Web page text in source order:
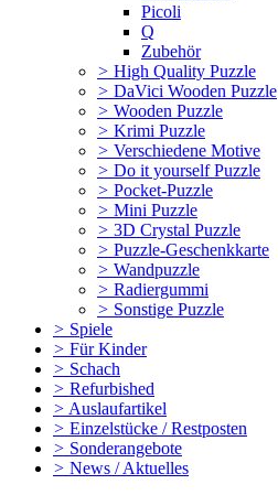
Picoli
Q
Zubehör
> High Quality Puzzle
> DaVici Wooden Puzzle
> Wooden Puzzle
> Krimi Puzzle
> Verschiedene Motive
> Do it yourself Puzzle
> Pocket-Puzzle
> Mini Puzzle
> 3D Crystal Puzzle
> Puzzle-Geschenkkarte
> Wandpuzzle
> Radiergummi
> Sonstige Puzzle
> Spiele
> Für Kinder
> Schach
> Refurbished
> Auslaufartikel
> Einzelstücke / Restposten
> Sonderangebote
> News / Aktuelles